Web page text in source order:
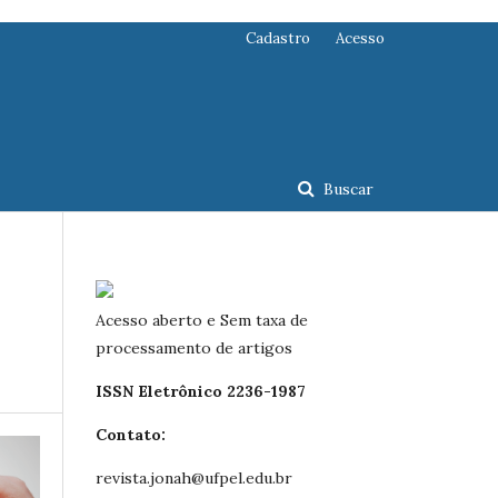
Buscar
Cadastro Acesso
Acesso aberto e Sem taxa de
processamento de artigos
ISSN Eletrônico 2236-1987
Contato:
revista.jonah@ufpel.edu.br